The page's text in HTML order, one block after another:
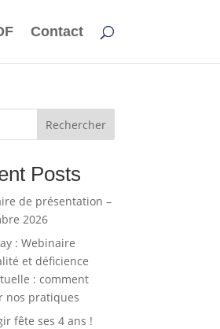
Contact
Rechercher
Posts
de présentation –
2026
: Webinaire
et déficience
: comment
nos pratiques
fête ses 4 ans !